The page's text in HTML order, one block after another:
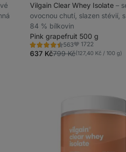
Vilgain Clear Whey Isolate ⁠–⁠
ovocnou chutí, slazen stévií,
84 % bílkovin
Pink grapefruit 500 g
563
Hodnocení
4.4/5,
563
Oblíbené
1722
637 Kč799 Kč(127,40 Kč / 100 g)